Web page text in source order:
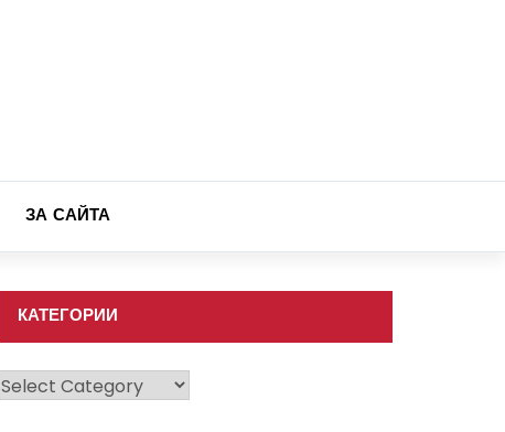
ЗА САЙТА
КАТЕГОРИИ
Категории